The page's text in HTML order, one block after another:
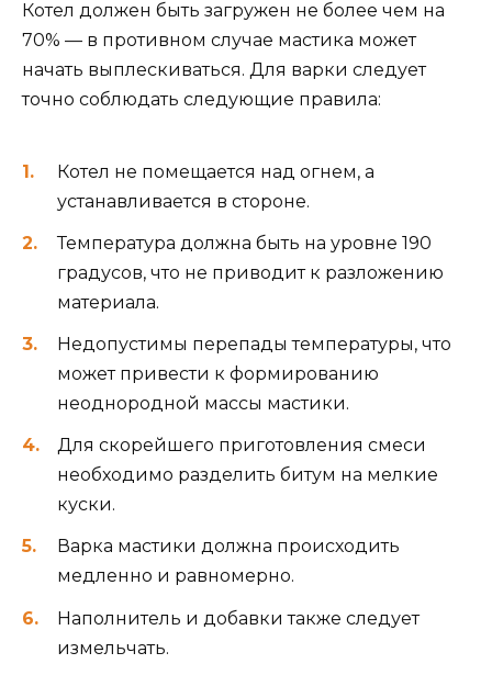
Котел должен быть загружен не более чем на
70% — в противном случае мастика может
начать выплескиваться. Для варки следует
точно соблюдать следующие правила:
Котел не помещается над огнем, а
устанавливается в стороне.
Температура должна быть на уровне 190
градусов, что не приводит к разложению
материала.
Недопустимы перепады температуры, что
может привести к формированию
неоднородной массы мастики.
Для скорейшего приготовления смеси
необходимо разделить битум на мелкие
куски.
Варка мастики должна происходить
медленно и равномерно.
Наполнитель и добавки также следует
измельчать.